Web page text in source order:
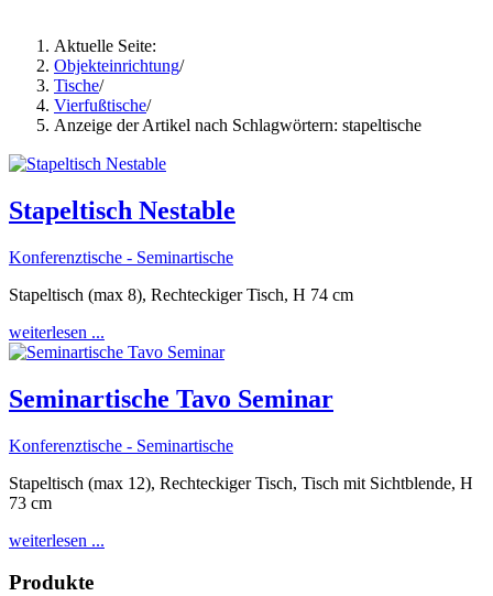
Aktuelle Seite:
Objekteinrichtung/
Tische/
Vierfußtische/
Anzeige der Artikel nach Schlagwörtern: stapeltische
Stapeltisch Nestable
Konferenztische - Seminartische
Stapeltisch (max 8), Rechteckiger Tisch, H 74 cm
weiterlesen ...
Seminartische Tavo Seminar
Konferenztische - Seminartische
Stapeltisch (max 12), Rechteckiger Tisch, Tisch mit Sichtblende, H
73 cm
weiterlesen ...
Produkte